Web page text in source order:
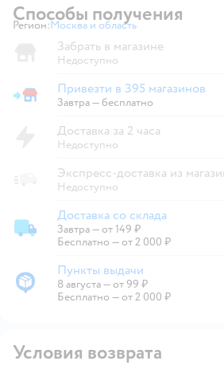
Способы получения
Регион: Выбор адреса доставки.
Москва и область
Забрать в магазине
Недоступно
Привезти в магазин
Привезти в 395 магазинов
Завтра—бесплатно
Доставка за 2 часа
Недоступно
Экспресс-доставка из
Недоступно
Доставка со склада
Доставка со склада
Завтра—от 149 ₽
Бесплатно — от 2 000 ₽
Пункты выдачи
Пункты выдачи
8 августа—от 99 ₽
Бесплатно — от 2 000 ₽
Условия возврата